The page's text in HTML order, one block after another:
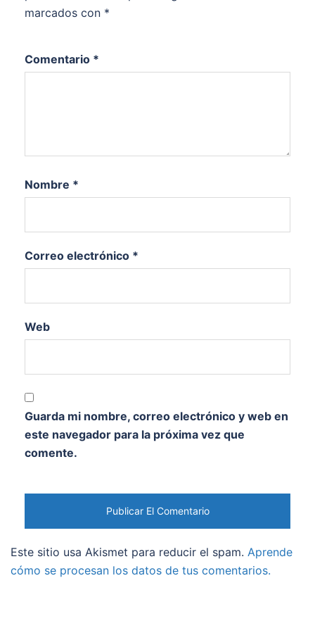
marcados con *
Comentario *
Nombre *
Correo electrónico *
Web
Guarda mi nombre, correo electrónico y web en
este navegador para la próxima vez que
comente.
Este sitio usa Akismet para reducir el spam. Aprende
cómo se procesan los datos de tus comentarios.